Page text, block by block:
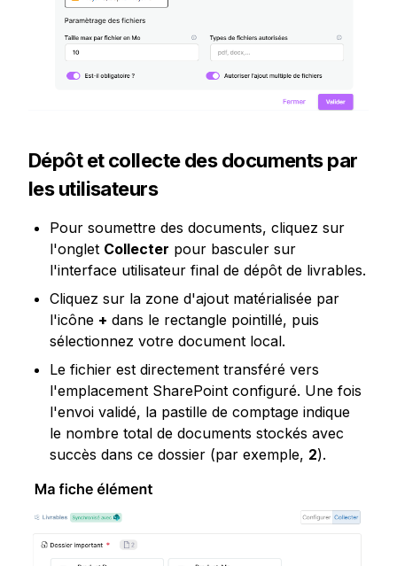
Dépôt et collecte des documents par
les utilisateurs
Pour soumettre des documents, cliquez sur
l'onglet Collecter pour basculer sur
l'interface utilisateur final de dépôt de livrables.
Cliquez sur la zone d'ajout matérialisée par
l'icône + dans le rectangle pointillé, puis
sélectionnez votre document local.
Le fichier est directement transféré vers
l'emplacement SharePoint configuré. Une fois
l'envoi validé, la pastille de comptage indique
le nombre total de documents stockés avec
succès dans ce dossier (par exemple, 2).